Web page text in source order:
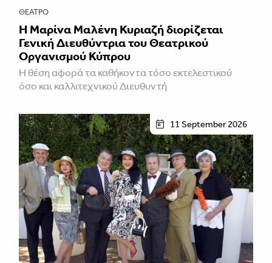
ΘΈΑΤΡΟ
Η Μαρίνα Μαλένη Κυριαζή διορίζεται
Γενική Διευθύντρια του Θεατρικού
Οργανισμού Κύπρου
Η θέση αφορά τα καθήκοντα τόσο εκτελεστικού
όσο και καλλιτεχνικού Διευθυντή
11 September 2026